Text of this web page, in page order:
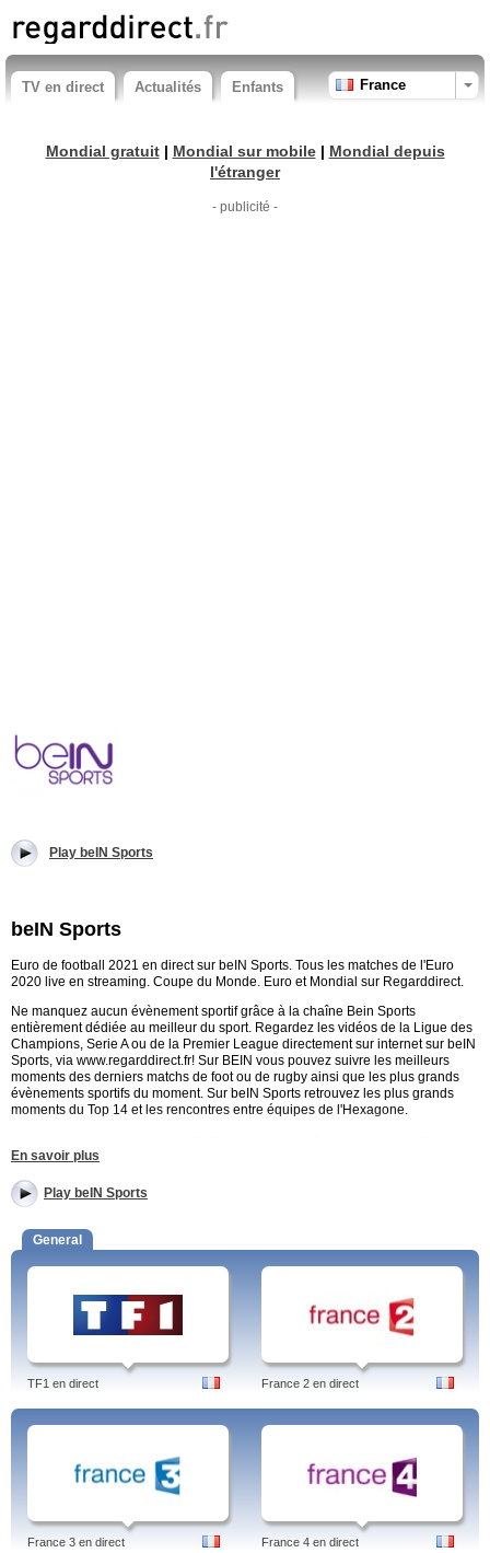
TV en direct Actualités Enfants France
Mondial gratuit| Mondial sur mobile| Mondial depuis
l'étranger
- publicité -
Play beIN Sports
beIN Sports
Euro de football 2021 en direct sur beIN Sports. Tous les matches de l'Euro
2020 live en streaming. Coupe du Monde. Euro et Mondial sur Regarddirect.
Ne manquez aucun évènement sportif grâce à la chaîne Bein Sports
entièrement dédiée au meilleur du sport. Regardez les vidéos de la Ligue des
Champions, Serie A ou de la Premier League directement sur internet sur beIN
Sports, via www.regarddirect.fr! Sur BEIN vous pouvez suivre les meilleurs
moments des derniers matchs de foot ou de rugby ainsi que les plus grands
évènements sportifs du moment. Sur beIN Sports retrouvez les plus grands
moments du Top 14 et les rencontres entre équipes de l'Hexagone.
Bein Sport. En regardant les vidéos de beIN Sports vous découvrirez
réactions après les matchs. Vivez tous les matches en direct dont tous ceux de
la France. Un dispositif exceptionnel sur beIN Sports, avec 80 journalistes.
Tags: Bein, BeIn Sports, mondial, mundial, coupe du monde 2018, mondial en
direct, Russie 2018, foot, foot en direct, sport, streaming, live, programme,
direct, replay, live streaming, en clair, gratuit, rugby, grille tv,
sports, bein, live,
en direct, streaming, matches euro, france.
En savoir plus
Play beIN Sports
General
TF1 en direct France 2 en direct
France 3 en direct France 4 en direct